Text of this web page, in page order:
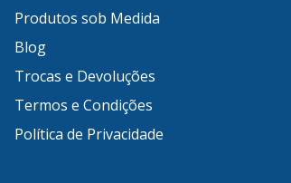
Produtos sob Medida
Blog
Trocas e Devoluções
Termos e Condições
Política de Privacidade